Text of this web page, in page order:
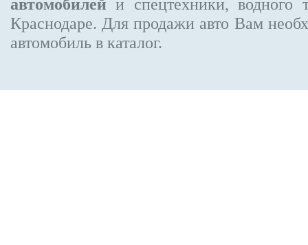
автомобилей и спецтехники, водного
Краснодаре. Для продажи авто Вам
автомобиль в каталог.